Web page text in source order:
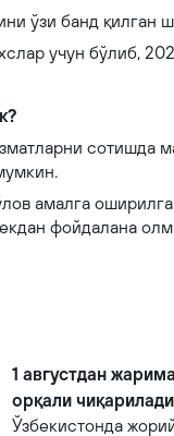
ўзи банд қилган
учун бўлиб,
сотишда
амалга
фойдалана
1 августдан
орқали чиқарилади
Ўзбекистонда